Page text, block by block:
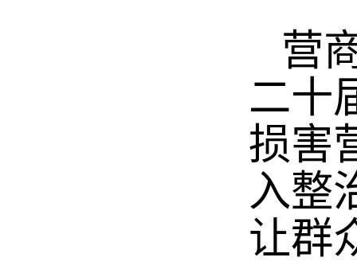
营
二十
损害
入整
让群